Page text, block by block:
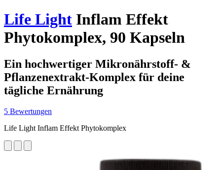
Life Light Inflam Effekt
Phytokomplex, 90 Kapseln
Ein hochwertiger Mikronährstoff‑ &
Pflanzenextrakt‑Komplex für deine
tägliche Ernährung
5 Bewertungen
Life Light Inflam Effekt Phytokomplex